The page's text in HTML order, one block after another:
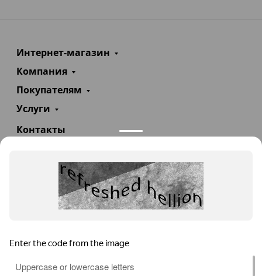
Интернет-магазин
Компания
Покупателям
Услуги
Контакты
info@teploexpert.com
Пн—Сб 09:00 – 18:00
TeploExpert.com © 2008 - 2026 Оборудование для
систем отопления, водоснабжения, канализации